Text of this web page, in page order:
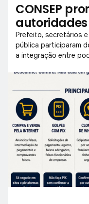
CONSEP
Prefeito, secretários
pública participaram
a integração entre